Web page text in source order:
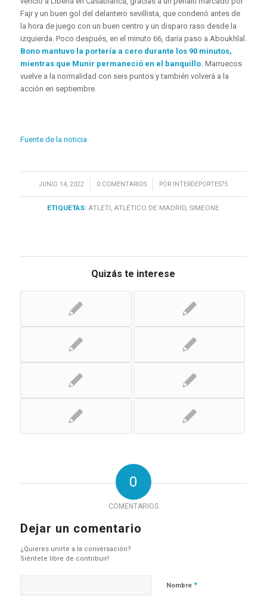
Fajr y un buen gol del delantero sevillista, que condenó antes de
la hora de juego con un buen centro y un disparo raso desde la
izquierda. Poco después, en el minuto 66, daría paso a Aboukhlal.
Bono mantuvo la portería a cero durante los 90 minutos,
mientras que Munir permaneció en el banquillo. Marruecos
vuelve a la normalidad con seis puntos y también volverá a la
acción en septiembre.
Fuente de la noticia
JUNIO 14, 2022
/ 0 COMENTARIOS
/ POR INTERDEPORTES75
ETIQUETAS: ATLETI,ATLÉTICO DE MADRID, SIMEONE
Quizás te interese
0
COMENTARIOS
Dejar un comentario
¿Quieres unirte a la conversación?
Siéntete libre de contribuir!
Nombre *